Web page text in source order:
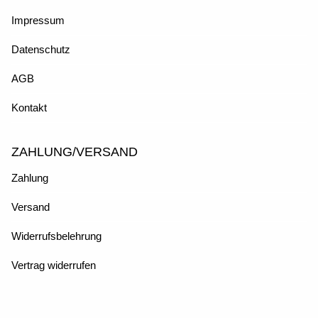
Impressum
Datenschutz
AGB
Kontakt
ZAHLUNG/VERSAND
Zahlung
Versand
Widerrufsbelehrung
Vertrag widerrufen